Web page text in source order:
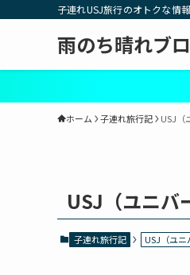
子連れUSJ旅行のオトクな情
雨のち晴れブ
ホーム 子連れ旅行記 USJ（
USJ（ユニバ
子連れ旅行記 USJ（ユニ